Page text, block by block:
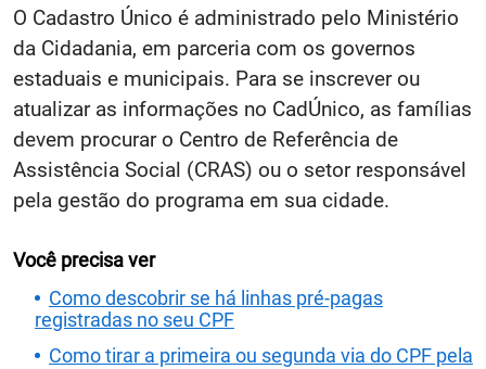
O Cadastro Único é administrado pelo Ministério
da Cidadania, em parceria com os governos
estaduais e municipais. Para se inscrever ou
atualizar as informações no CadÚnico, as famílias
devem procurar o Centro de Referência de
Assistência Social (CRAS) ou o setor responsável
pela gestão do programa em sua cidade.
Você precisa ver
Como descobrir se há linhas pré-pagas
registradas no seu CPF
Como tirar a primeira ou segunda via do CPF pela